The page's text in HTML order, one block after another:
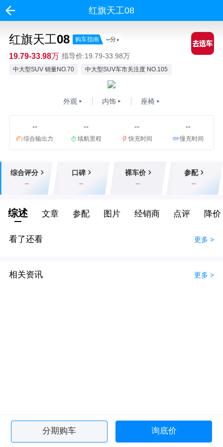
红旗天工08
红旗天工08 购车指南 --分
19.79-33.98万 指导价:19.79-33.98万
中大型SUV 销量NO.70 中大型SUV车市关注度 NO.105
外观 内饰 座椅
--
综合输出力
--
续航里程
--
快充时间
--
慢充时间
综合评分
--
口碑
--
裸车价
--
参配
--
综述 文章 参配 图片 经销商 点评 降价
看了还看 更多 >
相关资讯 更多 >
分期购车 询底价